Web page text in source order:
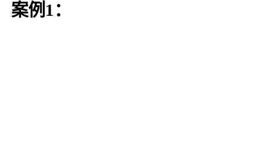
案例 1 ：